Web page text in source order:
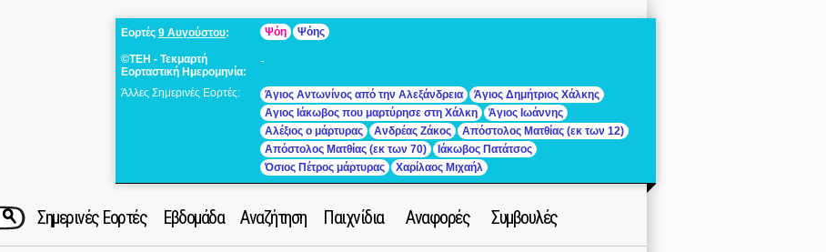
Εορτές 9 Αυγούστου: Ψόη Ψόης
©ΤΕΗ - Τεκμαρτή
Εορταστική Ημερομηνία:
-
Άλλες Σημερινές Εορτές: Άγιος Αντωνίνος από την Αλεξάνδρεια
Άγιος Δημήτριος Χάλκης
Αγιος Ιάκωβος που μαρτύρησε στη Χάλκη
Άγιος Ιωάννης
Αλέξιος ο μάρτυρας
Ανδρέας Ζάκος
Απόστολος Ματθίας (εκ των 12)
Απόστολος Ματθίας (εκ των 70)
Ιάκωβος Πατάτσος
Όσιος Πέτρος μάρτυρας
Χαρίλαος Μιχαήλ
Σημερινές Εορτές Εβδομάδα Αναζήτηση Παιχνίδια Αναφορές Συμβουλές